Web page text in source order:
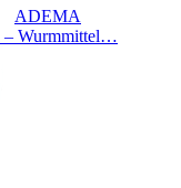
ADEMA
Wurmmittel…